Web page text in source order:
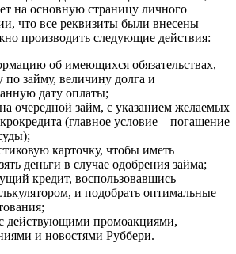
на основную страницу личного
что все реквизиты были внесены
производить следующие действия:
об имеющихся обязательствах,
по займу, величину долга и
дату оплаты;
очередной займ, с указанием желаемых
(главное условие – погашение
карточку, чтобы иметь
деньги в случае одобрения займа;
кредит, воспользовавшись
и подобрать оптимальные
действующими промоакциями,
и новостями Руббери.